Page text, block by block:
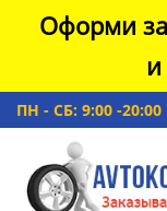
Оформи
и
ПН - СБ: 9:00 -20:00